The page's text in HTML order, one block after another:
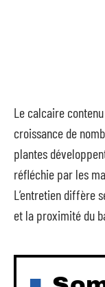
Le calcaire
croissance de
plantes
réfléchie par les
L’entretien diffère
et la proximité du